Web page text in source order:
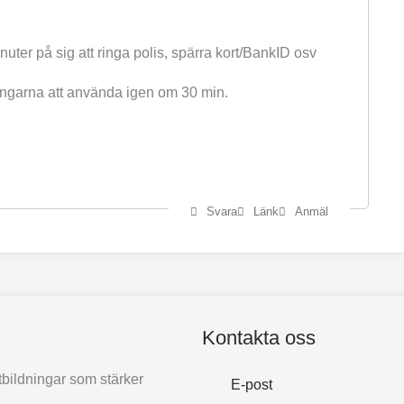
på sig att ringa polis, spärra kort/BankID osv
att använda igen om 30 min.
Svara Länk Anmäl
som stärker
Kontakta oss
E-post